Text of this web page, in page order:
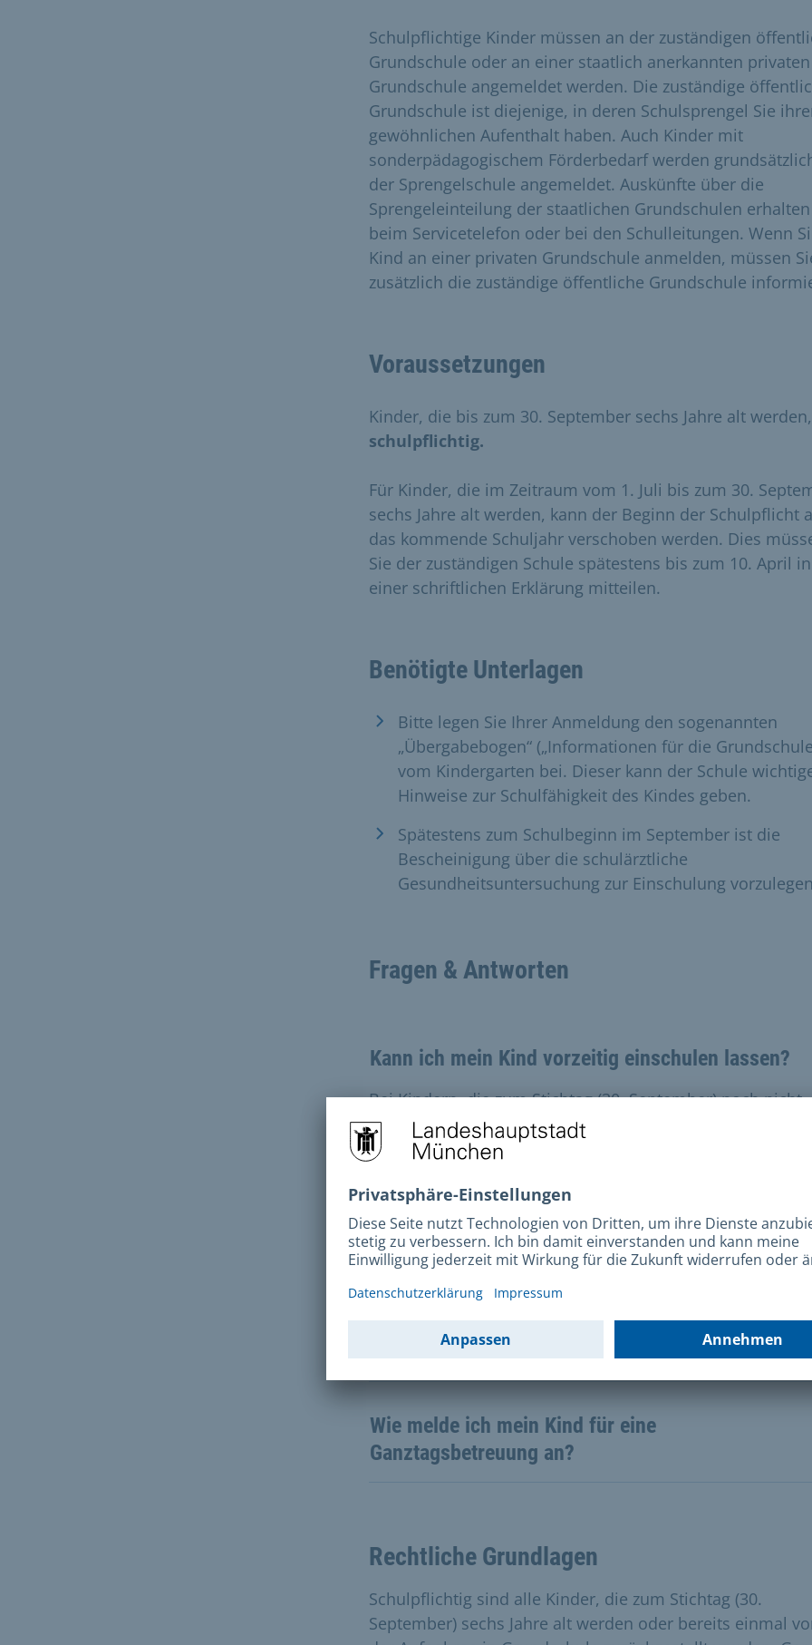
Schulpflichtige Kinder müssen an der zuständigen
Grundschule oder an einer staatlich anerkannten privaten
Grundschule angemeldet werden. Die zuständige
Grundschule ist diejenige, in deren Schulsprengel Sie
gewöhnlichen Aufenthalt haben. Auch Kinder mit
sonderpädagogischem Förderbedarf werden
der Sprengelschule angemeldet. Auskünfte über die
Sprengeleinteilung der staatlichen Grundschulen erhalten
beim Servicetelefon oder bei den Schulleitungen. Wenn
Kind an einer privaten Grundschule anmelden, müssen
zusätzlich die zuständige öffentliche Grundschule
Voraussetzungen
Kinder, die bis zum 30. September sechs Jahre alt
schulpflichtig.
Für Kinder, die im Zeitraum vom 1. Juli bis zum 30.
sechs Jahre alt werden, kann der Beginn der Schulpflicht
das kommende Schuljahr verschoben werden. Dies
Sie der zuständigen Schule spätestens bis zum 10. April in
einer schriftlichen Erklärung mitteilen.
Benötigte Unterlagen
Bitte legen Sie Ihrer Anmeldung den sogenannten
„Übergabebogen“ („Informationen für die
vom Kindergarten bei. Dieser kann der Schule
Hinweise zur Schulfähigkeit des Kindes geben.
Spätestens zum Schulbeginn im September ist die
Bescheinigung über die schulärztliche
Gesundheitsuntersuchung zur Einschulung
Fragen & Antworten
Kann ich mein Kind vorzeitig einschulen lassen?
Bei Kindern, die zum Stichtag (30. September) noch nicht
sechs Jahre alt sind, haben die Eltern die Möglichkeit,
Antrag auf vorzeitige Einschulung ihres Kindes zu stellen.
geboren wurden, ist für eine vorzeitige Einschulung ein
schulpsychologisches Gutachten erforderlich. Die
Entscheidung über die Aufnahme trifft in allen Fällen die
Schulleitung.
Kann ich mein Kind zurückstellen lassen?
Wie melde ich mein Kind für eine
Ganztagsbetreuung an?
Rechtliche Grundlagen
Schulpflichtig sind alle Kinder, die zum Stichtag (30.
September) sechs Jahre alt werden oder bereits einmal